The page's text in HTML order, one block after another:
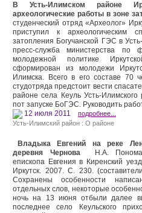
В Усть-Илимском районе
археологические работы в зоне
студенческий отряд «Археолог»
приступил к археологическим
затопления Богучанской ГЭС в
пресс-служба министерства по
молодежной политике
сформирован из молодежи
Илимска. Всего в его составе 70
студотряда предстоит вести
районе села Кеуль Усть-
пот запуске БоГЭС. Руководить
12 июля 2011 подробнее...
Усть-Илимский район : О районе
Владыка Евгений на реке
деревня ЧерноваН.А.
епископа Евгения в Киренский
Иркутск. 2007. С. 230.
Сохранены особенности
отдельных слов, некоторые
ночь на 13 июня отбыли далее
последнее село Кеульского